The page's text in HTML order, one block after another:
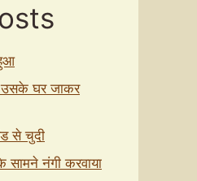
उसके घर जाकर
से चुदी
सामने नंगी करवाया